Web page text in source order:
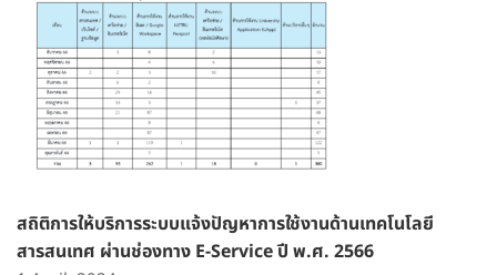
สถิติการให้บริการระบบแจ้งปัญหาการใช้งานด้านเทคโนโลยี
สารสนเทศ ผ่านช่องทาง E-Service ปี พ.ศ. 2566